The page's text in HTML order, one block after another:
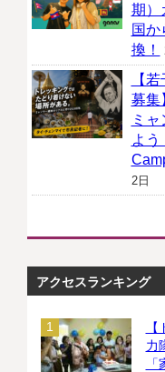
期）
国か
換！
【
募集
ミ
よう
2日
アクセスランキング
力